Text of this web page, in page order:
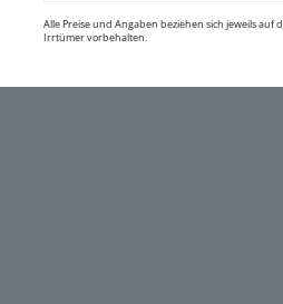
Alle Preise und Angaben beziehen sich jeweils
Irrtümer vorbehalten.